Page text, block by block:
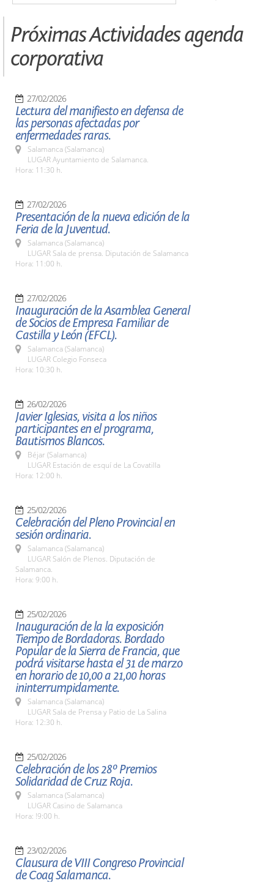
Próximas Actividades agenda
corporativa
27/02/2026
Lectura del manifiesto en defensa de
las personas afectadas por
enfermedades raras.
Salamanca (Salamanca)
LUGAR Ayuntamiento de Salamanca.
Hora: 11:30 h.
27/02/2026
Presentación de la nueva edición de la
Feria de la Juventud.
Salamanca (Salamanca)
LUGAR Sala de prensa. Diputación de Salamanca
Hora: 11:00 h.
27/02/2026
Inauguración de la Asamblea General
de Socios de Empresa Familiar de
Castilla y León (EFCL).
Salamanca (Salamanca)
LUGAR Colegio Fonseca
Hora: 10:30 h.
26/02/2026
Javier Iglesias, visita a los niños
participantes en el programa,
Bautismos Blancos.
Béjar (Salamanca)
LUGAR Estación de esquí de La Covatilla
Hora: 12:00 h.
25/02/2026
Celebración del Pleno Provincial en
sesión ordinaria.
Salamanca (Salamanca)
LUGAR Salón de Plenos. Diputación de
Salamanca.
Hora: 9:00 h.
25/02/2026
Inauguración de la la exposición
Tiempo de Bordadoras. Bordado
Popular de la Sierra de Francia, que
podrá visitarse hasta el 31 de marzo
en horario de 10,00 a 21,00 horas
ininterrumpidamente.
Salamanca (Salamanca)
LUGAR Sala de Prensa y Patio de La Salina
Hora: 12:30 h.
25/02/2026
Celebración de los 28º Premios
Solidaridad de Cruz Roja.
Salamanca (Salamanca)
LUGAR Casino de Salamanca
Hora: !9:00 h.
23/02/2026
Clausura de VIII Congreso Provincial
de Coag Salamanca.